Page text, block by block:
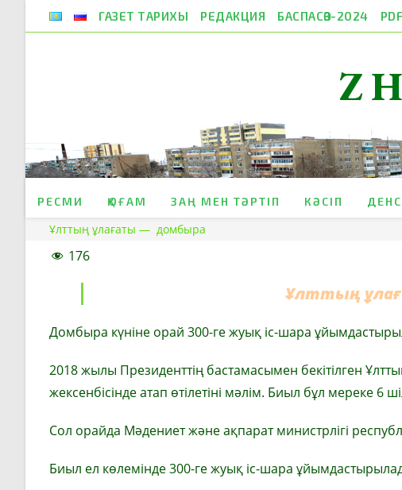
ГАЗЕТ ТАРИХЫ РЕДАКЦИЯ БАСПАСӨЗ-2024
РЕСМИ ҚОҒАМ ЗАҢ МЕН ТӘРТІП КӘСІП
Ұлттың ұлағаты — домбыра
176
Ұлттың
Домбыра күніне орай 300-ге жуық іс-шара
2018 жылы Президенттің бастамасымен бекітілген
жексенбісінде атап өтілетіні мәлім. Биыл бұл мереке
Сол орайда Мәдениет және ақпарат министрлігі
Биыл ел көлемінде 300-ге жуық іс-шара